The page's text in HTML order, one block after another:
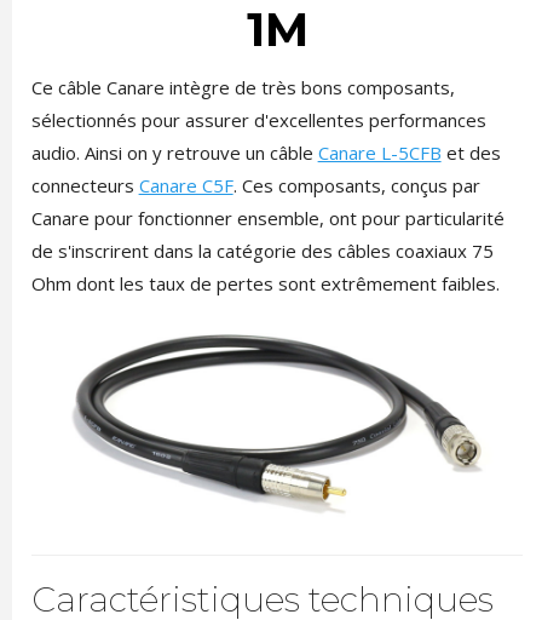
1M
Ce câble Canare intègre de très bons composants,
sélectionnés pour assurer d'excellentes performances
audio. Ainsi on y retrouve un câble Canare L-5CFB et des
connecteurs Canare C5F. Ces composants, conçus par
Canare pour fonctionner ensemble, ont pour particularité
de s'inscrirent dans la catégorie des câbles coaxiaux 75
Ohm dont les taux de pertes sont extrêmement faibles.
Caractéristiques techniques